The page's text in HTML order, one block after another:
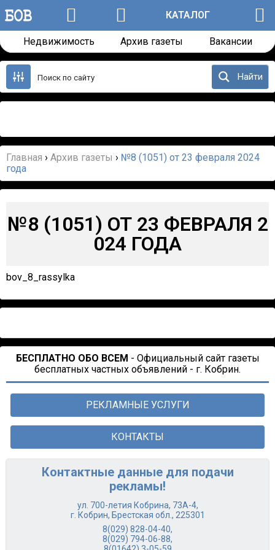
КАТАЛОГ
Недвижимость Архив газеты Вакансии
Перейти
содержанию
Найти
Главная › Архив газеты › №8 (1051) от 23 февраля 2024
года
№8 (1051) ОТ 23 ФЕВРАЛЯ 2
024 ГОДА
bov_8_rassylka
БЕСПЛАТНО ОБО ВСЕМ - Официальный сайт газеты
бесплатных частных объявлений - г. Кобрин.
РЕКЛАМНЫЕ УСЛУГИ
КОНТАКТЫ
Контактные данные для подачи
рекламы!
ул. 700-летия Кобрина, 73А-4,
г. Кобрин, Брестская обл., 225301
8(029) 828-04-40,
8(029) 794-06-88,